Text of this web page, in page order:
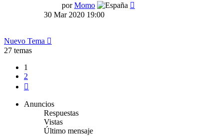
porMomo
30 Mar 2020 19:00
Nuevo Tema
27 temas
1
2
Anuncios
Respuestas
Vistas
Último mensaje